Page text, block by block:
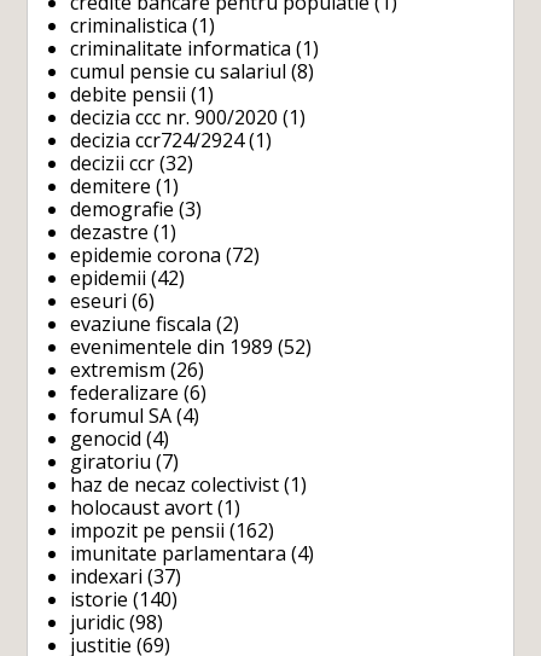
criminalistica (1)
criminalitate informatica (1)
cumul pensie cu salariul (8)
debite pensii (1)
decizia ccc nr. 900/2020 (1)
decizia ccr724/2924(1)
decizii ccr (32)
demitere (1)
demografie (3)
dezastre (1)
epidemie corona (72)
epidemii (42)
eseuri (6)
evaziune fiscala (2)
evenimentele din 1989 (52)
extremism (26)
federalizare (6)
forumul SA (4)
genocid (4)
giratoriu (7)
haz de necaz colectivist (1)
holocaust avort (1)
impozit pe pensii (162)
imunitate parlamentara (4)
indexari (37)
istorie (140)
juridic (98)
justitie (69)